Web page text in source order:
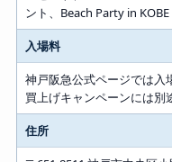
ント、Beach Party in
入場料
神戸阪急公式ページでは入
買上げキャンペーンには別
住所